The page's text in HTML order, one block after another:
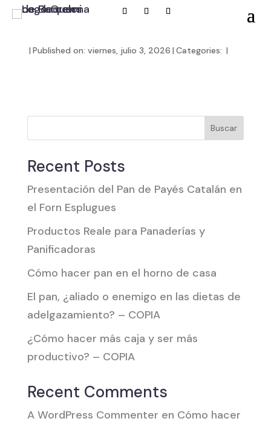
| Published on: viernes, julio 3, 2026 | Categories: |
Buscar
Recent Posts
Presentación del Pan de Payés Catalán en
el Forn Esplugues
Productos Reale para Panaderías y
Panificadoras
Cómo hacer pan en el horno de casa
El pan, ¿aliado o enemigo en las dietas de
adelgazamiento? – COPIA
¿Cómo hacer más caja y ser más
productivo? – COPIA
Recent Comments
A WordPress Commenter en Cómo hacer